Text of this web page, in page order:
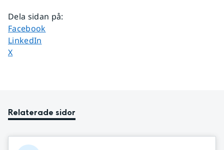
Dela sidan på:
Dela sidan på
Facebook
Dela sidan på
LinkedIn
Dela sidan på
X
Relaterade sidor